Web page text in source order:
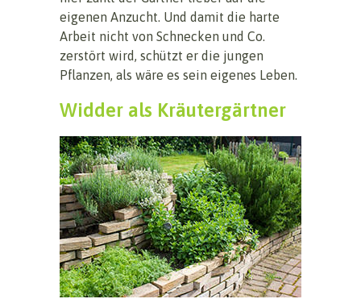
eigenen Anzucht. Und damit die harte
Arbeit nicht von Schnecken und Co.
zerstört wird, schützt er die jungen
Pflanzen, als wäre es sein eigenes Leben.
Widder als Kräutergärtner